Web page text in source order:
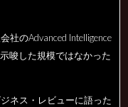
社のAdvanced Intelligence
唆した規模ではなかった
ネス・レビューに語った